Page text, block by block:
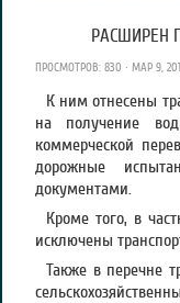
РАСШИРЕН
ПРОСМОТРОВ: 830 · МАР 9,
К ним отнесены
на получение
коммерческой
дорожные
документами.
Кроме того, в
исключены
Также в перечне